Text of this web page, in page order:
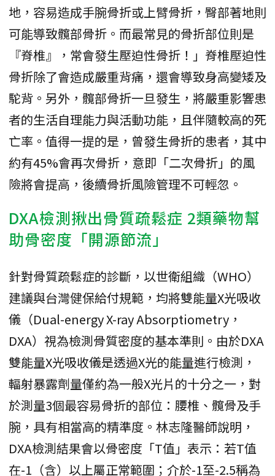
地，容易造成手腕骨折或上臂骨折，臀部著地則
可能導致髖部骨折。而最常見的骨折部位則是
『脊椎』，常會發生壓迫性骨折！」脊椎壓迫性
骨折除了會造成嚴重背痛，還會導致身高變矮及
駝背。另外，髖部骨折一旦發生，將嚴重影響患
者的生活自理能力與活動功能，且伴隨較高的死
亡率。值得一提的是，曾發生骨折的患者，其中
約有45%會再次骨折，意即「二次骨折」的風
險將會提高，後續骨折風險管理不可輕忽。
DXA檢測揪出骨質疏鬆症 2類藥物幫
助骨密度「開源節流」
針對骨質疏鬆症的診斷，以世衛組織（WHO）
建議與台灣健保給付規範，均將雙能量X光吸收
儀（Dual-energy X-ray Absorptiometry，
DXA）視為檢測骨質密度的基本準則。由於DXA
雙能量X光吸收儀是透過X光的能量進行檢測，
輻射暴露劑量僅約為一般X光片的十分之一，對
於測量3個最容易骨折的部位：腰椎、髖骨及手
腕，具有相當高的精準度。林志隆醫師說明，
DXA檢測結果會以骨密度「T值」表示：若T值
在-1（含）以上屬正常範圍；介於-1至-2.5稱為